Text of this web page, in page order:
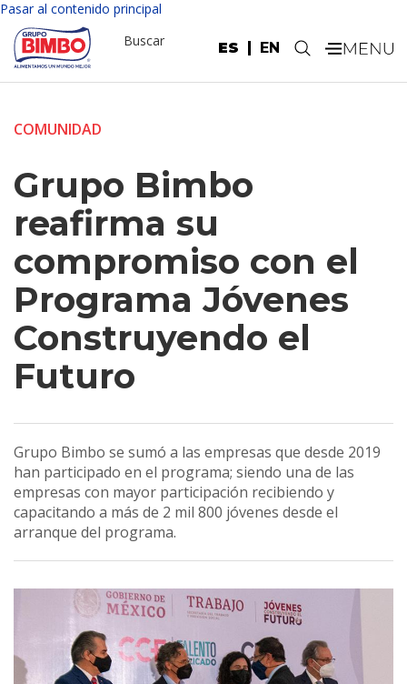
Pasar al contenido principal
ES EN
Buscar .
COMUNIDAD
Grupo Bimbo
reafirma su
compromiso con el
Programa Jóvenes
Construyendo el
Futuro
Grupo Bimbo se sumó a las empresas que desde 2019
han participado en el programa; siendo una de las
empresas con mayor participación recibiendo y
capacitando a más de 2 mil 800 jóvenes desde el
arranque del programa.